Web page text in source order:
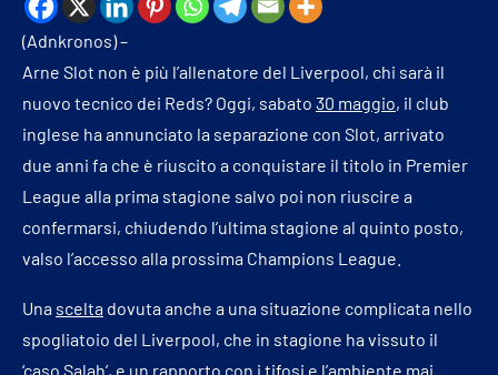
(Adnkronos) –
Arne Slot non è più l’allenatore del Liverpool, chi sarà il
nuovo tecnico dei Reds? Oggi, sabato 30 maggio, il club
inglese ha annunciato la separazione con Slot, arrivato
due anni fa che è riuscito a conquistare il titolo in Premier
League alla prima stagione salvo poi non riuscire a
confermarsi, chiudendo l’ultima stagione al quinto posto,
valso l’accesso alla prossima Champions League.
Una scelta dovuta anche a una situazione complicata nello
spogliatoio del Liverpool, che in stagione ha vissuto il
‘caso Salah’, e un rapporto con i tifosi e l’ambiente mai